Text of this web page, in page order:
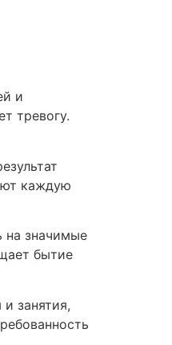
и
тревогу.
каждую
на значимые
бытие
занятия,